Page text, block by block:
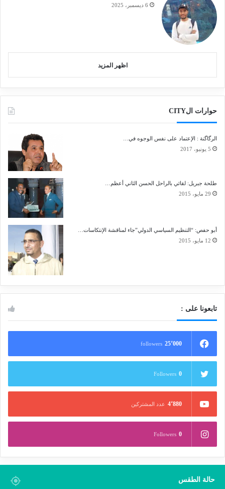
6 ديسمبر، 2025
اظهر المزيد
حوارات الCITY
الرگاگنة : الإعتماد على نفس الوجوه في…
5 يونيو، 2017
طلحة جبريل: لقائي بالراحل الحسن الثاني أعظم…
29 مايو، 2015
أبو حفص: “التنظيم السياسي الدولي”جاء لمناقشة الإنتكاسات…
12 مايو، 2015
تابعونا على :
25٬000 followers
0
Followers
4٬880 عدد المشتركين
0
Followers
حالة الطقس